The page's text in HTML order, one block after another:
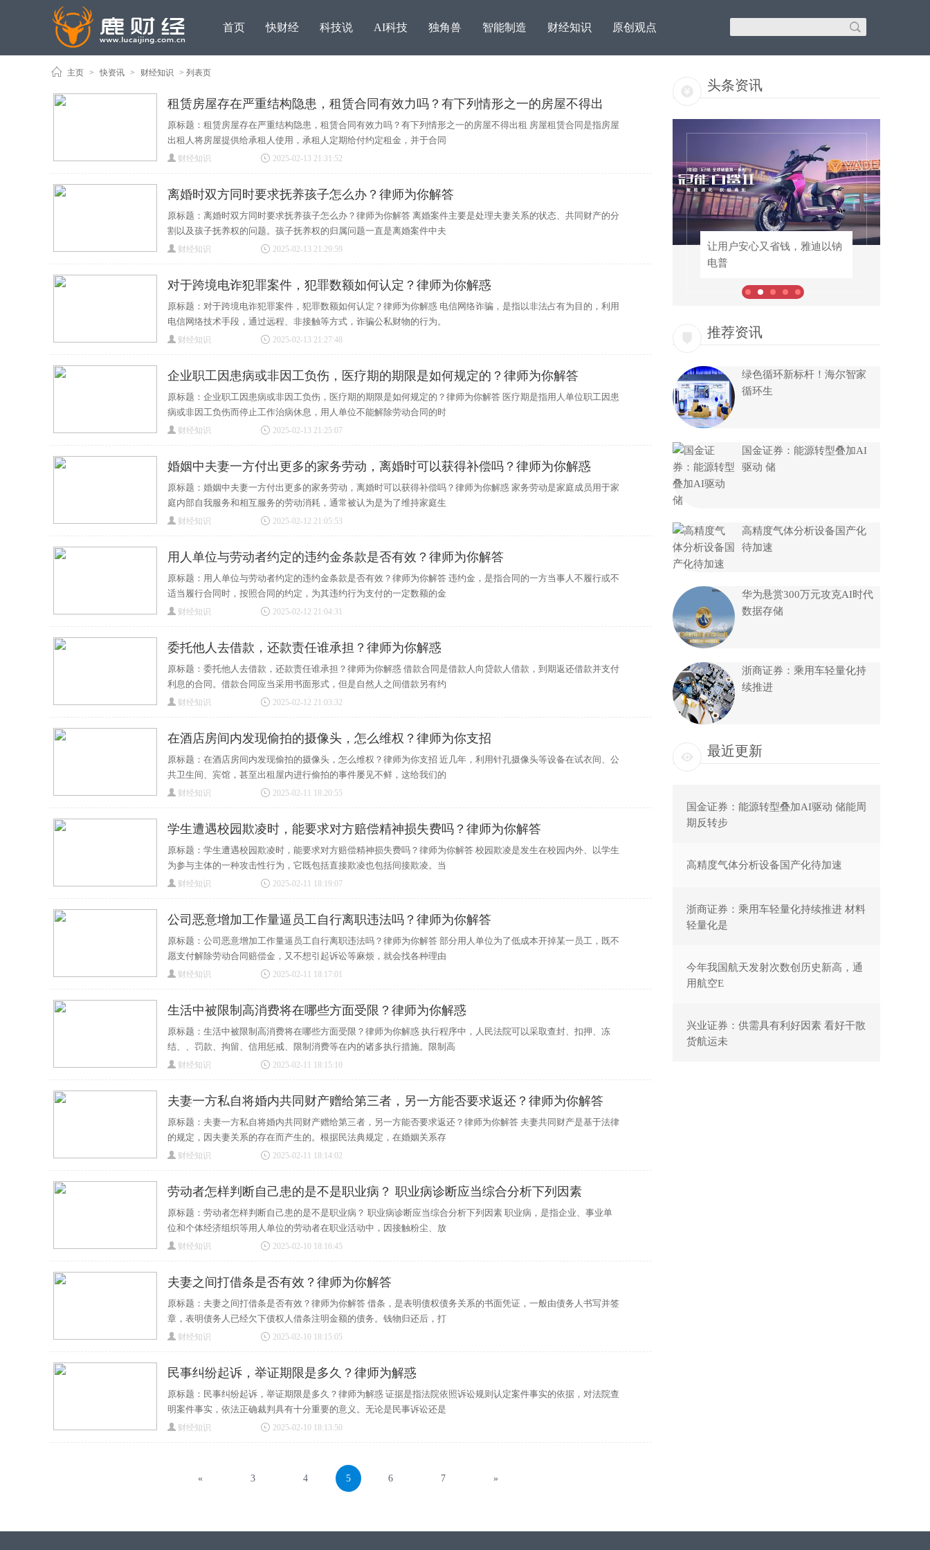
首页 快财经 科技说 AI科技 独角兽 智能制造 财经知识 原创观点
主页 > 快资讯 > 财经知识 > 列表页
租赁房屋存在严重结构隐患，租赁合同有效力吗？有下列情形之一的房屋不得出
原标题：租赁房屋存在严重结构隐患，租赁合同有效力吗？有下列情形之一的房屋不得出租 房屋租赁合同是指房屋
出租人将房屋提供给承租人使用，承租人定期给付约定租金，并于合同
财经知识 2025-02-13 21:31:52
离婚时双方同时要求抚养孩子怎么办？律师为你解答
原标题：离婚时双方同时要求抚养孩子怎么办？律师为你解答 离婚案件主要是处理夫妻关系的状态、共同财产的分
割以及孩子抚养权的问题。孩子抚养权的归属问题一直是离婚案件中夫
财经知识 2025-02-13 21:29:59
对于跨境电诈犯罪案件，犯罪数额如何认定？律师为你解惑
原标题：对于跨境电诈犯罪案件，犯罪数额如何认定？律师为你解惑 电信网络诈骗，是指以非法占有为目的，利用
电信网络技术手段，通过远程、非接触等方式，诈骗公私财物的行为。
财经知识 2025-02-13 21:27:48
企业职工因患病或非因工负伤，医疗期的期限是如何规定的？律师为你解答
原标题：企业职工因患病或非因工负伤，医疗期的期限是如何规定的？律师为你解答 医疗期是指用人单位职工因患
病或非因工负伤而停止工作治病休息，用人单位不能解除劳动合同的时
财经知识 2025-02-13 21:25:07
婚姻中夫妻一方付出更多的家务劳动，离婚时可以获得补偿吗？律师为你解惑
原标题：婚姻中夫妻一方付出更多的家务劳动，离婚时可以获得补偿吗？律师为你解惑 家务劳动是家庭成员用于家
庭内部自我服务和相互服务的劳动消耗，通常被认为是为了维持家庭生
财经知识 2025-02-12 21:05:53
用人单位与劳动者约定的违约金条款是否有效？律师为你解答
原标题：用人单位与劳动者约定的违约金条款是否有效？律师为你解答 违约金，是指合同的一方当事人不履行或不
适当履行合同时，按照合同的约定，为其违约行为支付的一定数额的金
财经知识 2025-02-12 21:04:31
委托他人去借款，还款责任谁承担？律师为你解惑
原标题：委托他人去借款，还款责任谁承担？律师为你解惑 借款合同是借款人向贷款人借款，到期返还借款并支付
利息的合同。借款合同应当采用书面形式，但是自然人之间借款另有约
财经知识 2025-02-12 21:03:32
在酒店房间内发现偷拍的摄像头，怎么维权？律师为你支招
原标题：在酒店房间内发现偷拍的摄像头，怎么维权？律师为你支招 近几年，利用针孔摄像头等设备在试衣间、公
共卫生间、宾馆，甚至出租屋内进行偷拍的事件屡见不鲜，这给我们的
财经知识 2025-02-11 18:20:55
学生遭遇校园欺凌时，能要求对方赔偿精神损失费吗？律师为你解答
原标题：学生遭遇校园欺凌时，能要求对方赔偿精神损失费吗？律师为你解答 校园欺凌是发生在校园内外、以学生
为参与主体的一种攻击性行为，它既包括直接欺凌也包括间接欺凌。当
财经知识 2025-02-11 18:19:07
公司恶意增加工作量逼员工自行离职违法吗？律师为你解答
原标题：公司恶意增加工作量逼员工自行离职违法吗？律师为你解答 部分用人单位为了低成本开掉某一员工，既不
愿支付解除劳动合同赔偿金，又不想引起诉讼等麻烦，就会找各种理由
财经知识 2025-02-11 18:17:01
生活中被限制高消费将在哪些方面受限？律师为你解惑
原标题：生活中被限制高消费将在哪些方面受限？律师为你解惑 执行程序中，人民法院可以采取查封、扣押、冻
结、、罚款、拘留、信用惩戒、限制消费等在内的诸多执行措施。限制高
财经知识 2025-02-11 18:15:10
夫妻一方私自将婚内共同财产赠给第三者，另一方能否要求返还？律师为你解答
原标题：夫妻一方私自将婚内共同财产赠给第三者，另一方能否要求返还？律师为你解答 夫妻共同财产是基于法律
的规定，因夫妻关系的存在而产生的。根据民法典规定，在婚姻关系存
财经知识 2025-02-11 18:14:02
劳动者怎样判断自己患的是不是职业病？ 职业病诊断应当综合分析下列因素
原标题：劳动者怎样判断自己患的是不是职业病？ 职业病诊断应当综合分析下列因素 职业病，是指企业、事业单
位和个体经济组织等用人单位的劳动者在职业活动中，因接触粉尘、放
财经知识 2025-02-10 18:16:45
夫妻之间打借条是否有效？律师为你解答
原标题：夫妻之间打借条是否有效？律师为你解答 借条，是表明债权债务关系的书面凭证，一般由债务人书写并签
章，表明债务人已经欠下债权人借条注明金额的债务。钱物归还后，打
财经知识 2025-02-10 18:15:05
民事纠纷起诉，举证期限是多久？律师为解惑
原标题：民事纠纷起诉，举证期限是多久？律师为解惑 证据是指法院依照诉讼规则认定案件事实的依据，对法院查
明案件事实，依法正确裁判具有十分重要的意义。无论是民事诉讼还是
财经知识 2025-02-10 18:13:50
« 3 4 5 6 7 »
头条资讯
让用户安心又省钱，雅迪以钠
电普
老酒节全面向C、春糖全域布
局，
推荐资讯
绿色循环新标杆！海尔智家
循环生
国金证券：能源转型叠加AI
驱动 储
高精度气体分析设备国产化
待加速
华为悬赏300万元攻克AI时代
数据存储
浙商证券：乘用车轻量化持
续推进
最近更新
国金证券：能源转型叠加AI驱动 储能周
期反转步
高精度气体分析设备国产化待加速
浙商证券：乘用车轻量化持续推进 材料
轻量化是
今年我国航天发射次数创历史新高，通
用航空E
兴业证券：供需具有利好因素 看好干散
货航运未